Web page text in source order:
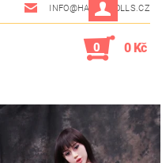
INFO@HAREMDOLLS.CZ
0 0 Kč